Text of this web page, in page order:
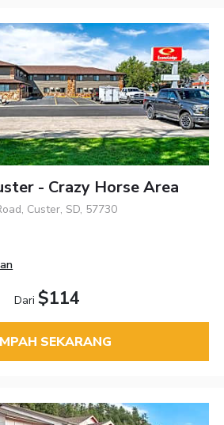
- Crazy Horse Area
Custer, SD, 57730
Dari $114
SEKARANG